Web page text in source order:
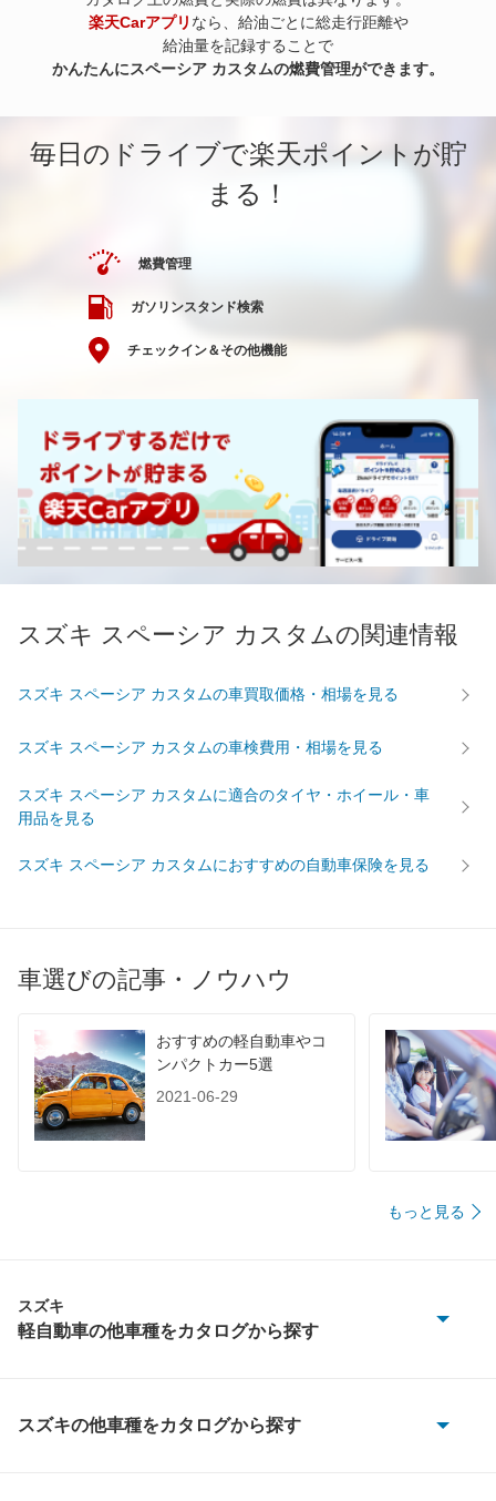
楽天Carアプリ なら、給油ごとに総走行距離や
給油量を記録することで
かんたんにスペーシア カスタムの燃費管理ができます。
毎日のドライブで楽天ポイントが貯
まる！
燃費管理
ガソリンスタンド検索
チェックイン＆その他機能
スズキ スペーシア カスタムの関連情報
スズキ スペーシア カスタムの車買取価格・相場を見る
スズキ スペーシア カスタムの車検費用・相場を見る
スズキ スペーシア カスタムに適合のタイヤ・ホイール・車
用品を見る
スズキ スペーシア カスタムにおすすめの自動車保険を見る
車選びの記事・ノウハウ
おすすめの軽自動車やコ
ンパクトカー5選
2021-06-29
もっと見る
スズキ
軽自動車の他車種をカタログから探す
MRワゴン
スズキの他車種をカタログから探す